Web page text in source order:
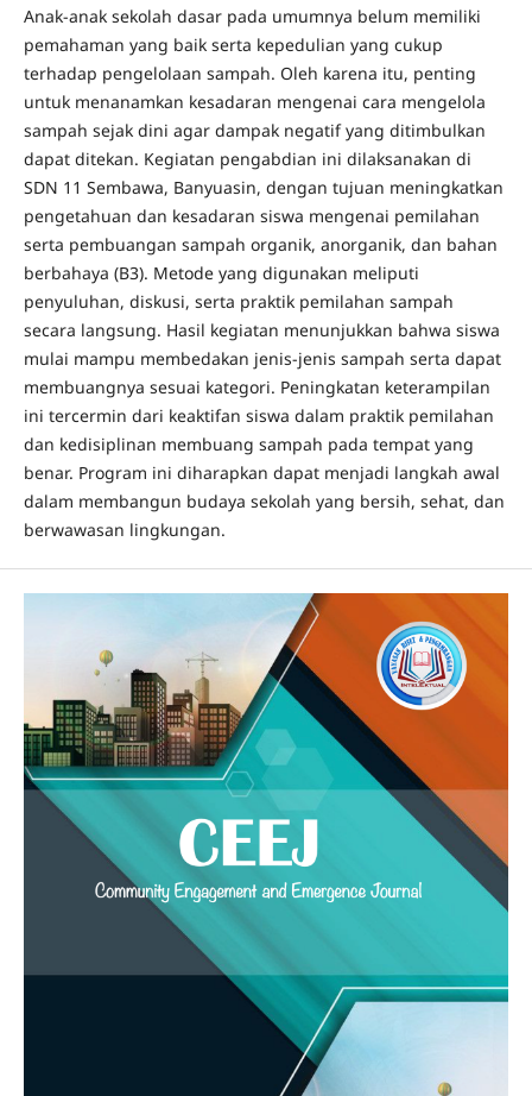
Anak-anak sekolah dasar pada umumnya belum memiliki
pemahaman yang baik serta kepedulian yang cukup
terhadap pengelolaan sampah. Oleh karena itu, penting
untuk menanamkan kesadaran mengenai cara mengelola
sampah sejak dini agar dampak negatif yang ditimbulkan
dapat ditekan. Kegiatan pengabdian ini dilaksanakan di
SDN 11 Sembawa, Banyuasin, dengan tujuan meningkatkan
pengetahuan dan kesadaran siswa mengenai pemilahan
serta pembuangan sampah organik, anorganik, dan bahan
berbahaya (B3). Metode yang digunakan meliputi
penyuluhan, diskusi, serta praktik pemilahan sampah
secara langsung. Hasil kegiatan menunjukkan bahwa siswa
mulai mampu membedakan jenis-jenis sampah serta dapat
membuangnya sesuai kategori. Peningkatan keterampilan
ini tercermin dari keaktifan siswa dalam praktik pemilahan
dan kedisiplinan membuang sampah pada tempat yang
benar. Program ini diharapkan dapat menjadi langkah awal
dalam membangun budaya sekolah yang bersih, sehat, dan
berwawasan lingkungan.